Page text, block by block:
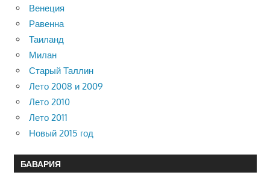
Венеция
Равенна
Таиланд
Милан
Старый Таллин
Лето 2008 и 2009
Лето 2010
Лето 2011
Новый 2015 год
БАВАРИЯ